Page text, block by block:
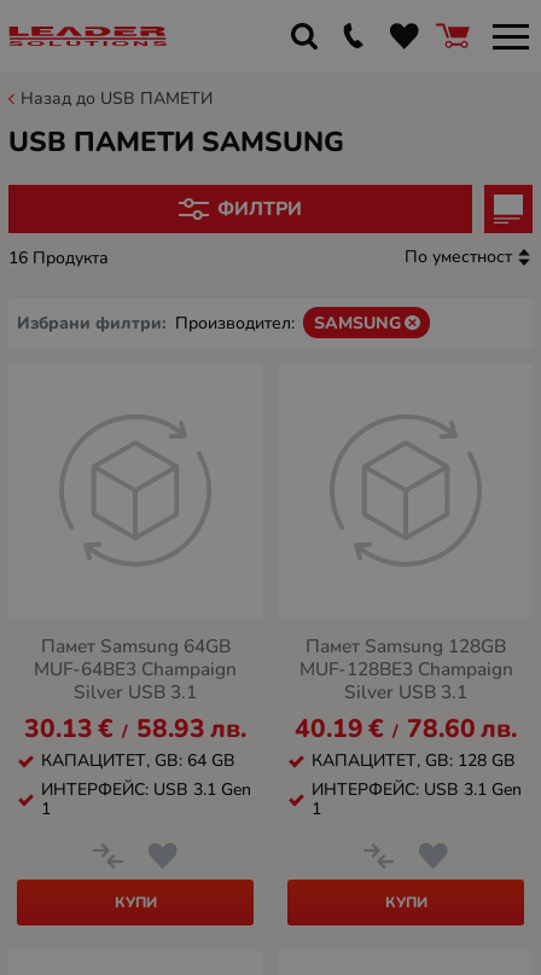
Назад до USB ПАМЕТИ
USB ПАМЕТИ SAMSUNG
ФИЛТРИ
16 Продукта По уместност
Избрани филтри: Производител: SAMSUNG
Памет Samsung 64GB
MUF-64BE3 Champaign
Silver USB 3.1
30.13€ / 58.93лв.
КАПАЦИТЕТ, GB: 64 GB
ИНТЕРФЕЙС: USB 3.1 Gen
1
КУПИ
Памет Samsung 128GB
MUF-128BE3 Champaign
Silver USB 3.1
40.19€ / 78.60лв.
КАПАЦИТЕТ, GB: 128 GB
ИНТЕРФЕЙС: USB 3.1 Gen
1
КУПИ